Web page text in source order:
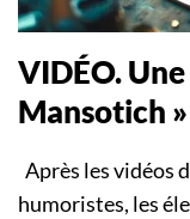
VIDÉO.
Mansotich »
Après les vidéos
humoristes, les